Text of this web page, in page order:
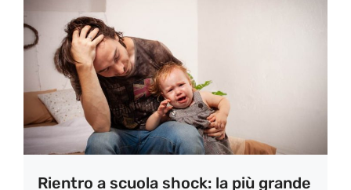
Rientro a scuola shock: la più grande